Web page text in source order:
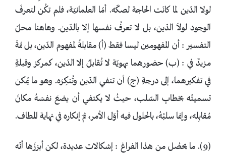
لولا الدّين لما كانَت الحاجة لصكّه. أمّا العلمانيّة، فلم تكُن لتعرفَ
الوجود لولاَ الدّين، بل لا تعرفُ نفسها إلا بالدّين. وهاهنا محلّ
التفسير : أن المفهومين ليسا فقط (أ) مقابلةً لمفهوم الدّين، بل ثمةَ
مزيدٌ في : (ب) حضورهما بهويّة لا تُقابلُ إلا الدّين، كمركز وقبلةٍ
في تفكيرهما، إلى درجةِ (ج) أن تنفي الدّين وتُنكِرَه. وهو ما يُمكن
تسميتُه بخطابِ السّلب، حيثُ لا يكتفي أن يضعَ نفسَهُ مكانَ
مُقابِله، وإنما سلبُهُ، بالحلول فيه أوّل الأمر، ثمّ إنكاره في نهاية المطاف.
(9). ما يحصُل من هذا الفراغ : إشكالات عديدة، لكن أبرَزَها أنّه